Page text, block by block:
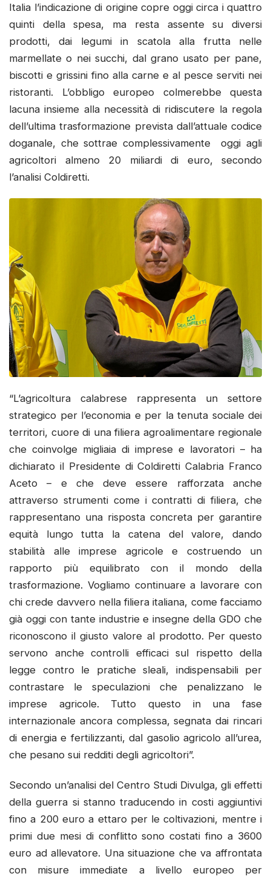
Italia l’indicazione di origine copre oggi circa i quattro
quinti della spesa, ma resta assente su diversi
prodotti, dai legumi in scatola alla frutta nelle
marmellate o nei succhi, dal grano usato per pane,
biscotti e grissini fino alla carne e al pesce serviti nei
ristoranti. L’obbligo europeo colmerebbe questa
lacuna insieme alla necessità di ridiscutere la regola
dell’ultima trasformazione prevista dall’attuale codice
doganale, che sottrae complessivamente oggi agli
agricoltori almeno 20 miliardi di euro, secondo
l’analisi Coldiretti.
“L’agricoltura calabrese rappresenta un settore
strategico per l’economia e per la tenuta sociale dei
territori, cuore di una filiera agroalimentare regionale
che coinvolge migliaia di imprese e lavoratori – ha
dichiarato il Presidente di Coldiretti Calabria Franco
Aceto – e che deve essere rafforzata anche
attraverso strumenti come i contratti di filiera, che
rappresentano una risposta concreta per garantire
equità lungo tutta la catena del valore, dando
stabilità alle imprese agricole e costruendo un
rapporto più equilibrato con il mondo della
trasformazione. Vogliamo continuare a lavorare con
chi crede davvero nella filiera italiana, come facciamo
già oggi con tante industrie e insegne della GDO che
riconoscono il giusto valore al prodotto. Per questo
servono anche controlli efficaci sul rispetto della
legge contro le pratiche sleali, indispensabili per
contrastare le speculazioni che penalizzano le
imprese agricole. Tutto questo in una fase
internazionale ancora complessa, segnata dai rincari
di energia e fertilizzanti, dal gasolio agricolo all’urea,
che pesano sui redditi degli agricoltori”.
Secondo un’analisi del Centro Studi Divulga, gli effetti
della guerra si stanno traducendo in costi aggiuntivi
fino a 200 euro a ettaro per le coltivazioni, mentre i
primi due mesi di conflitto sono costati fino a 3600
euro ad allevatore. Una situazione che va affrontata
con misure immediate a livello europeo per